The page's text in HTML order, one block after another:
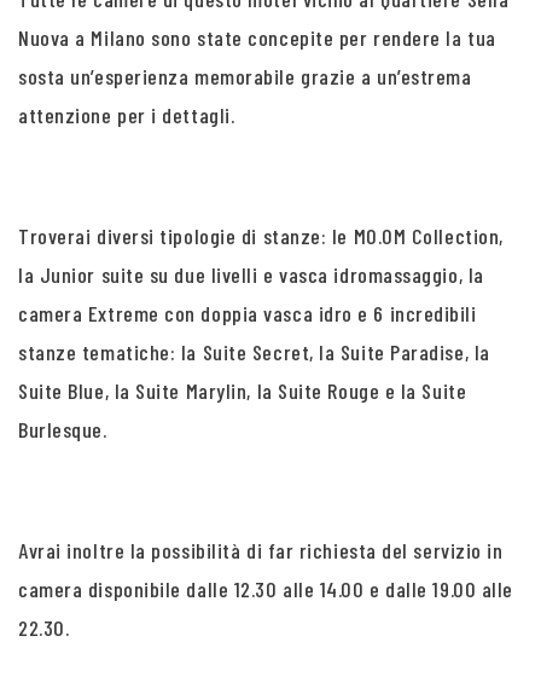
Nuova a Milano sono state concepite per rendere la tua
sosta un’esperienza memorabile grazie a un’estrema
attenzione per i dettagli.
Troverai diversi tipologie di stanze: le MO.OM Collection,
la Junior suite su due livelli e vasca idromassaggio, la
camera Extreme con doppia vasca idro e 6 incredibili
stanze tematiche: la Suite Secret, la Suite Paradise, la
Suite Blue, la Suite Marylin, la Suite Rouge e la Suite
Burlesque.
Avrai inoltre la possibilità di far richiesta del servizio in
camera disponibile dalle 12.30 alle 14.00 e dalle 19.00 alle
22.30.